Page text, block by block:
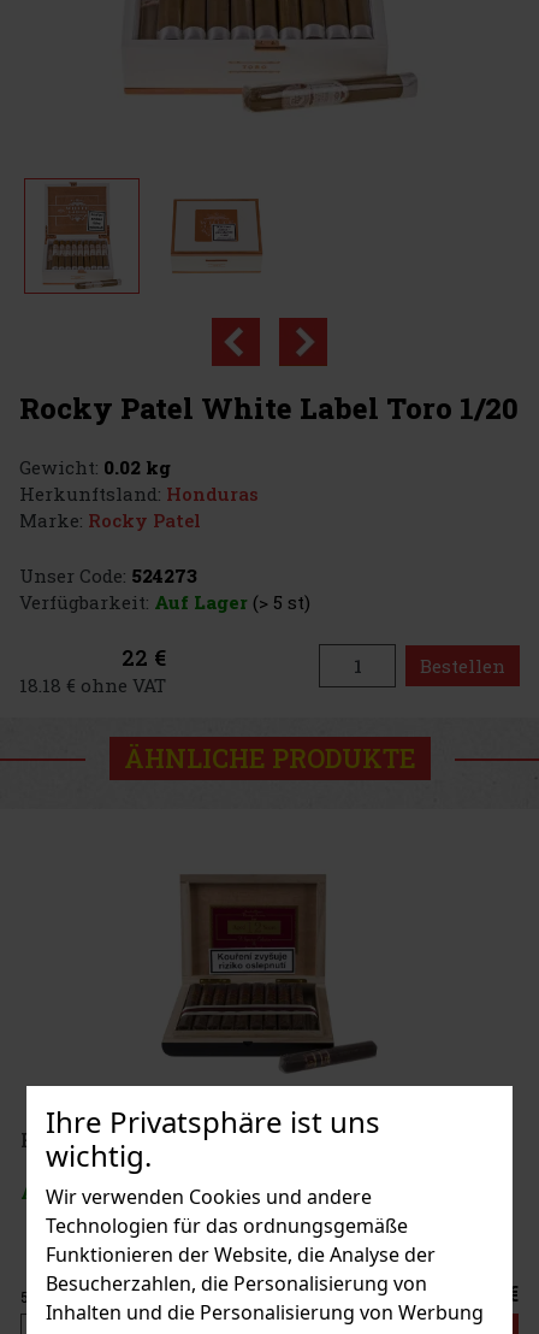
Ihre Privatsphäre ist uns
wichtig.
Wir verwenden Cookies und andere
Technologien für das ordnungsgemäße
Funktionieren der Website, die Analyse der
Besucherzahlen, die Personalisierung von
Inhalten und die Personalisierung von Werbung
Rocky Patel White Label Toro 1/20
Gewicht: 0.02 kg
Herkunftsland: Honduras
Marke: Rocky Patel
Unser Code: 524273
Verfügbarkeit: Auf Lager (> 5 st)
22 €
18.18 € ohne VAT
Bestellen
ÄHNLICHE PRODUKTE
Rocky Patel Vintage 1990 Robusto Rounded 1/20
AUF LAGER(> 5 st)
5.95€ ohne VAT 7.20 €